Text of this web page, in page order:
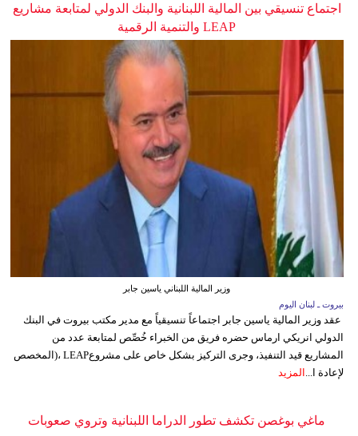
اجتماع تنسيقي بين المالية اللبنانية والبنك الدولي لمتابعة مشاريع
LEAP والتنمية الرقمية
وزير المالية اللبناني ياسين جابر
بيروت ـ لبنان اليوم
عقد وزير المالية ياسين جابر اجتماعاً تنسيقياً مع مدير مكتب بيروت في البنك
الدولي انريكي ارماس حضره فريق من الخبراء خُصِّص لمتابعة عدد من
المشاريع قيد التنفيذ، وجرى التركيز بشكل خاص على مشروعLEAP ،(المخصص
لإعادة ا... المزيد
ماغي بوغصن تكشف تطور الدراما اللبنانية وتروي صعوبات